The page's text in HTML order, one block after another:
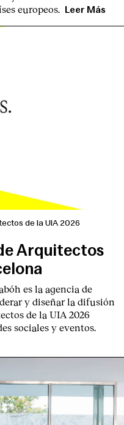
europeos Leer Más
de la UIA 2026
Arquitectos
es la agencia de
y diseñar la difusión
de la UIA 2026
sociales y eventos.